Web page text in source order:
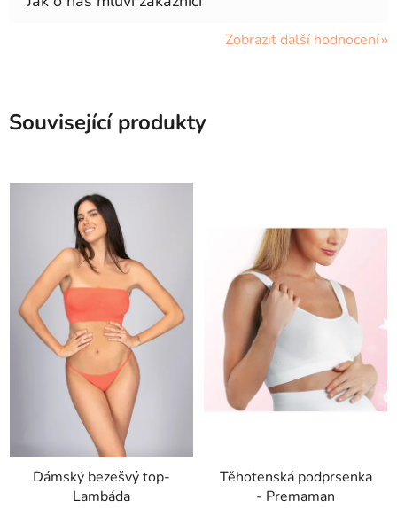
Zobrazit další hodnocení
Související produkty
Dámský bezešvý top-
Lambáda
Těhotenská podprsenka
- Premaman